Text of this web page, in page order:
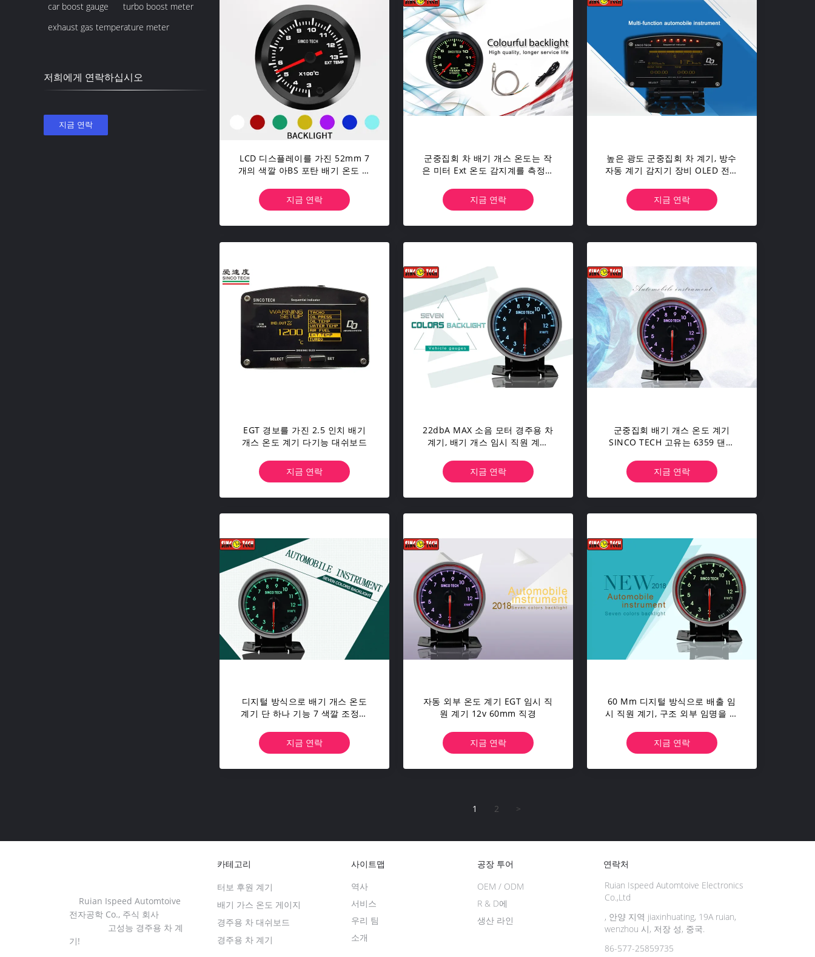
car boost gauge
turbo boost meter
exhaust gas temperature meter
저희에게 연락하십시오
LCD 디스플레이를 가진 52mm 7
개의 색깔 아BS 포탄 배기 온도 계
지금 연락
군중집회 차 배기 개스 온도는 작
은 미터 Ext 온도 감지계를 측정합
지금 연락
높은 광도 군중집회 차 계기, 방수
자동 계기 감지기 장비 OLED 전시
지금 연락
EGT 경보를 가진 2.5 인치 배기
개스 온도 계기 다기능 대쉬보드
지금 연락
22dbA MAX 소음 모터 경주용 차
계기, 배기 개스 임시 직원 계기
지금 연락
군중집회 배기 개스 온도 계기
SINCO TECH 고유는 6359 댄서
지금 연락
디지털 방식으로 배기 개스 온도
계기 단 하나 기능 7 색깔 조정가
지금 연락
자동 외부 온도 계기 EGT 임시 직
원 계기 12v 60mm 직경
지금 연락
60 Mm 디지털 방식으로 배출 임
시 직원 계기, 구조 외부 임명을 가
지금 연락
1 2 >
Ruian Ispeed Automtoive
전자공학 Co., 주식 회사
고성능 경주용 차 계
기!
카테고리
경주용 차 계기
터보 후원 계기
배기 가스 온도 게이지
경주용 차 대쉬보드
사이트맵
소개
역사
서비스
우리 팀
공장 투어
생산 라인
OEM / ODM
R & D에
연락처
Ruian Ispeed Automtoive Electronics
Co.,Ltd
, 안양 지역 jiaxinhuating, 19A ruian,
wenzhou 시, 저장 성, 중국.
86-577-25859735